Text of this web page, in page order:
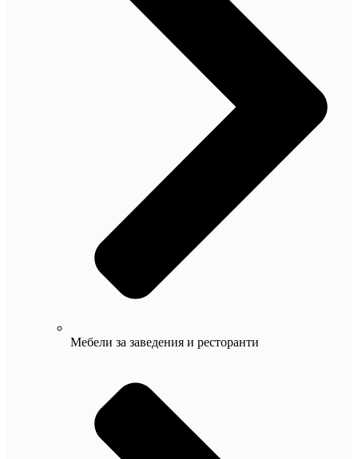
Мебели за заведения и ресторанти